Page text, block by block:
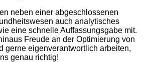
neben einer abgeschlossenen
auch analytisches
eine schnelle Auffassungsgabe mit.
Freude an der Optimierung von
gerne eigenverantwortlich arbeiten,
genau richtig!